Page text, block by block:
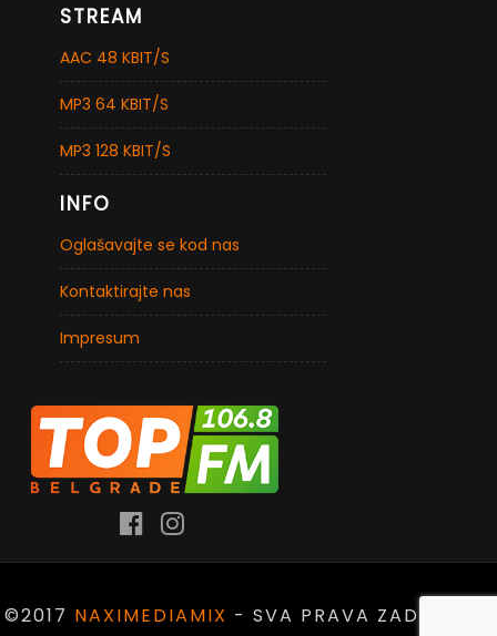
STREAM
AAC 48 KBIT/S
MP3 64 KBIT/S
MP3 128 KBIT/S
INFO
Oglašavajte se kod nas
Kontaktirajte nas
Impresum
©2017 NAXIMEDIAMIX - SVA PRAVA ZADRŽANA.